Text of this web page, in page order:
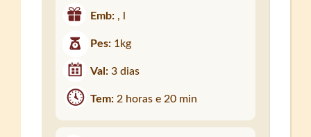
Emb: , l
Pes: 1kg
Val:3 dias
Tem:2 horas e 20 min